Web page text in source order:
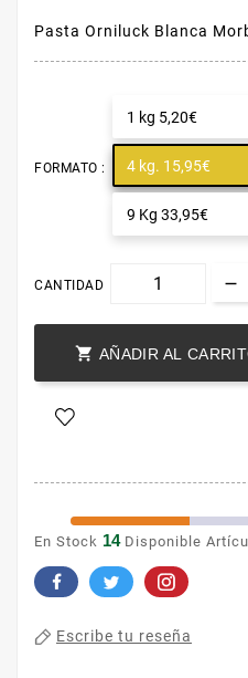
Pasta Orniluck Blanca
FORMATO :
1 kg 5,20€
4 kg. 15,95€
9 Kg 33,95€
CANTIDAD
 AÑADIR AL
En Stock 14Disponible
Escribe tu reseña